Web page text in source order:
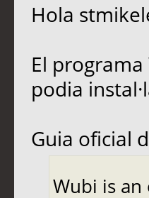
Hola
El
podia
Guia oficial
Wubi is